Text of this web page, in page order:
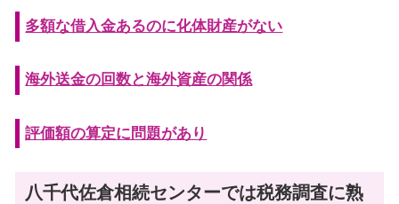
多額な借入金あるのに化体財産がない
海外送金の回数と海外資産の関係
評価額の算定に問題があり
八千代佐倉相続センターでは税務調査に熟